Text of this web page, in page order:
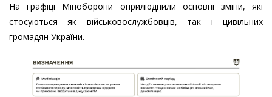
На графіці Міноборони оприлюднили основні зміни, які
стосуються як військовослужбовців, так і цивільних
громадян України.